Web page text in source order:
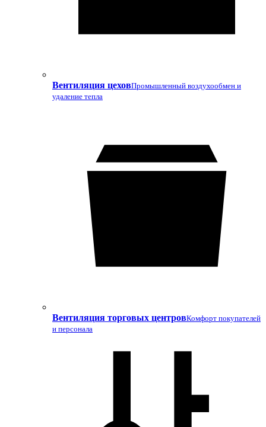
Вентиляция цеховПромышленный воздухообмен и
удаление тепла
Вентиляция торговых центровКомфорт покупателей
и персонала